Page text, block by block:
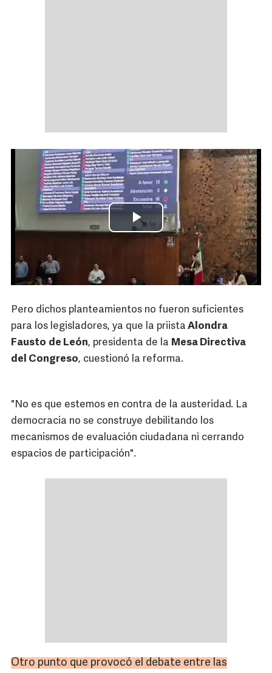
Pero dichos planteamientos no fueron suficientes
para los legisladores, ya que la priista Alondra
Fausto de León, presidenta de la Mesa Directiva
del Congreso, cuestionó la reforma.
"No es que estemos en contra de la austeridad. La
democracia no se construye debilitando los
mecanismos de evaluación ciudadana ni cerrando
espacios de participación".
Otro punto que provocó el debate entre las